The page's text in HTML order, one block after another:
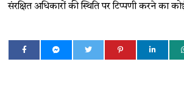
संरक्षित अधिकारों की स्थिति पर टिप्पणी करने का